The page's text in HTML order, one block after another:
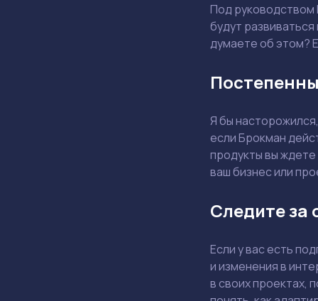
Под руководством
будут
думаете об этом?
Я бы
если Брокман
продукты вы ждете
ваш бизнес или
Следите за
Если у вас есть
и изменения в
в своих проектах,